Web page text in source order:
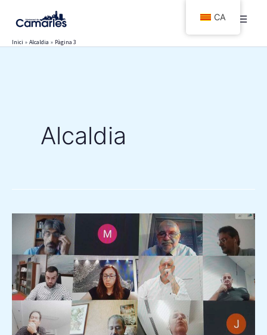
contingut
Inici Alcaldia Pàgina 3
Alcaldia
TAULA
DE
CONSENS
PEL
DELTA,
CREA
CA